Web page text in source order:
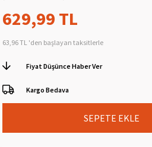
629,99 TL
63,96 TL 'den başlayan taksitlerle
Fiyat Düşünce Haber Ver
Kargo Bedava